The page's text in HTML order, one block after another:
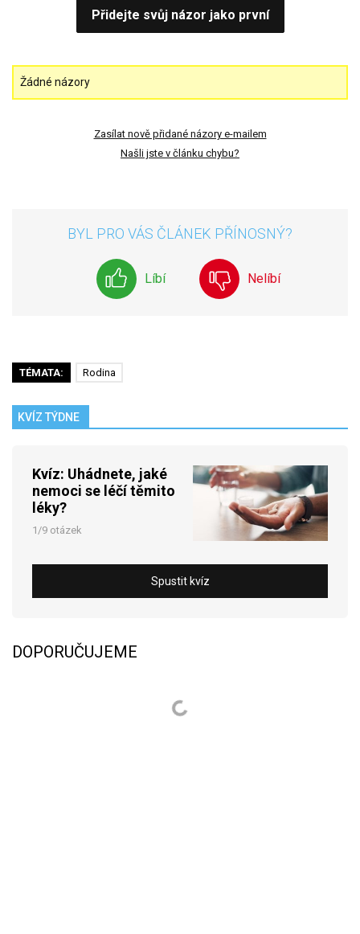
Přidejte svůj názor jako první
Žádné názory
Zasílat nově přidané názory e-mailem
Našli jste v článku chybu?
BYL PRO VÁS ČLÁNEK PŘÍNOSNÝ?
Líbí Nelíbí
TÉMATA: Rodina
KVÍZ TÝDNE
Kvíz: Uhádnete, jaké
nemoci se léčí těmito
léky?
1/9 otázek
Spustit kvíz
DOPORUČUJEME